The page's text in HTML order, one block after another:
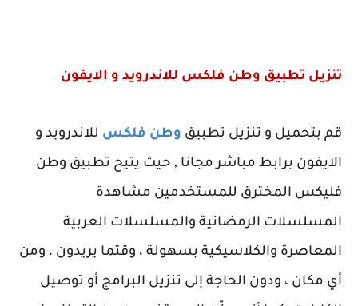
تنزيل تطبيق وطن فلكس للاندرويد و الايفون
قم بتحميل و تنزيل تطبيق وطن فلكس للاندرويد و
الايفون برابط مباشر مجانا , حيث يتيح تطبيق وطن
فليكس المخترق للمستخدمين مشاهدة
المسلسلات الرمضانية والمسلسلات العربية
المعاصرة والكلاسيكية بسهولة ، وقتما يريدون ، ومن
أي مكان ، ودون الحاجة إلى تنزيل البرامج أو توصيل